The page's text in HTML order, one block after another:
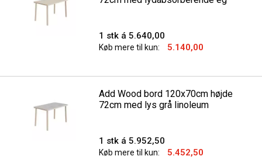
1 stk á 5.640,00
Køb mere til kun: 5.140,00
Add Wood bord 120x70cm højde
72cm med lys grå linoleum
1 stk á 5.952,50
Køb mere til kun: 5.452,50